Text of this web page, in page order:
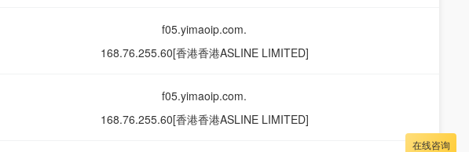
f05.yimaoip.com.
168.76.255.60[香港香港ASLINE LIMITED]
f05.yimaoip.com.
168.76.255.60[香港香港ASLINE LIMITED]
在线咨询